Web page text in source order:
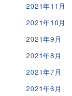
2021年11月
2021年10月
2021年9月
2021年8月
2021年7月
2021年6月